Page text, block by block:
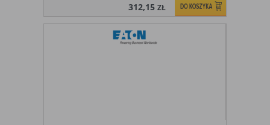
312,15ZŁ